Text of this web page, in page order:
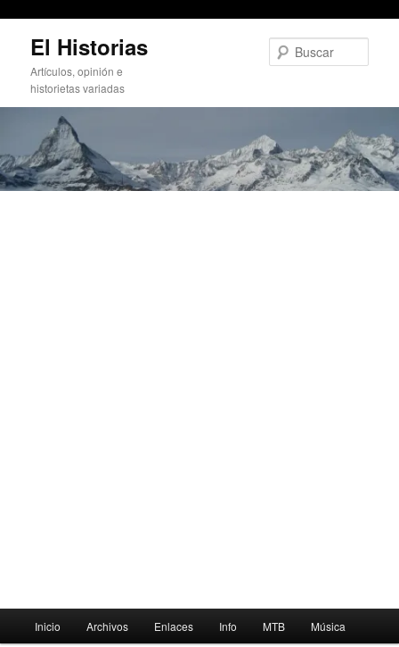
contenido
principal
El Historias
Artículos, opinión e
historietas variadas
principal
Inicio Archivos Enlaces Info MTB Música